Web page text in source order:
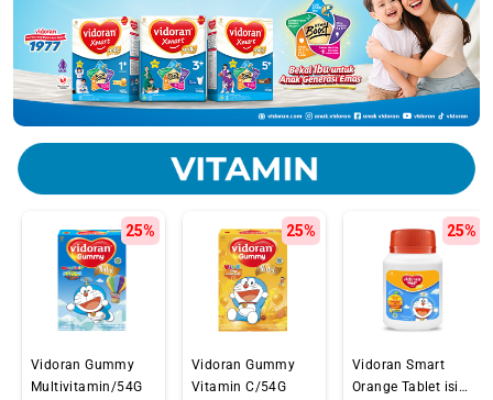
25%
Vidoran Gummy
Multivitamin/54G
25%
Vidoran Gummy
Vitamin C/54G
25%
Vidoran Smart
Orange Tablet isi